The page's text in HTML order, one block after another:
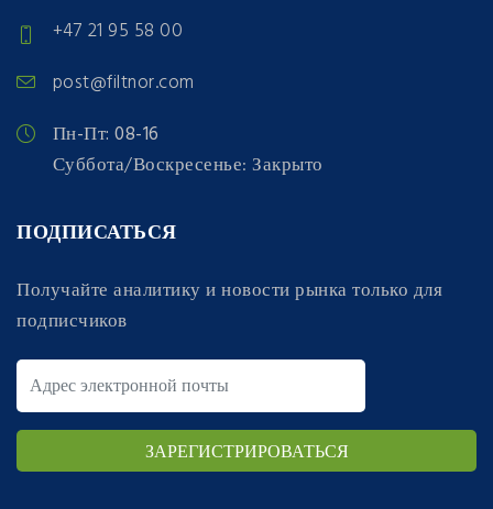
+47 21 95 58 00
post@filtnor.com
Пн-Пт: 08-16
Суббота/Воскресенье: Закрыто
ПОДПИСАТЬСЯ
Получайте аналитику и новости рынка только для
подписчиков